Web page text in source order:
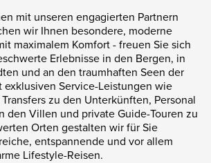
mit unseren engagierten Partnern
wir Ihnen besondere, moderne
maximalem Komfort - freuen Sie sich
Erlebnisse in den Bergen, in
und an den traumhaften Seen der
exklusiven Service-Leistungen wie
zu den Unterkünften, Personal
den Villen und private Guide-Touren zu
Orten gestalten wir für Sie
entspannende und vor allem
Lifestyle-Reisen.